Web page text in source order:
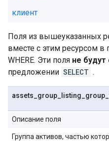
клиент
Поля из вышеуказанных
вместе с этим ресурсом в
WHERE. Эти поля не будут
предложении SELECT .
assets group listing group _
Описание поля
Группа активов, частью